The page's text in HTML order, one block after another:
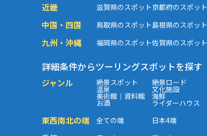
近畿 滋賀県のスポット京都府のスポット
中国・四国 鳥取県のスポット島根県のスポット
九州・沖縄 福岡県のスポット佐賀県のスポット
詳細条件からツーリングスポットを探す
ジャンル 絶景スポット 絶景ロード
温泉 文化施設
美術館｜資料館 海鮮
お酒 ライダーハウス
東西南北の端 全ての端 日本4端